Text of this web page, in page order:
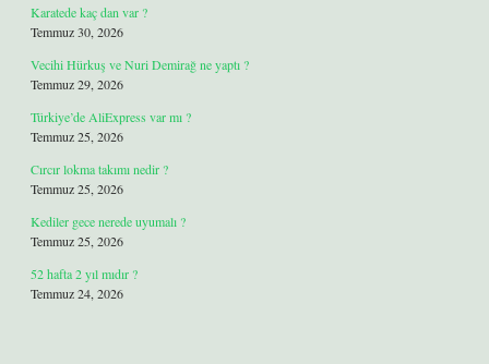
Karatede kaç dan var ?
Temmuz 30, 2026
Vecihi Hürkuş ve Nuri Demirağ ne yaptı ?
Temmuz 29, 2026
Türkiye’de AliExpress var mı ?
Temmuz 25, 2026
Cırcır lokma takımı nedir ?
Temmuz 25, 2026
Kediler gece nerede uyumalı ?
Temmuz 25, 2026
52 hafta 2 yıl mıdır ?
Temmuz 24, 2026